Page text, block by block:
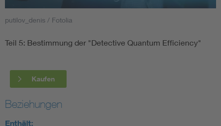
Smart Cities
DKE Fachinformationen im Kontext der Normung
Blitzschutz: DIN EN 62305 in der Übersicht
Circular Economy für mehr Ressourceneffizienz
putilov_denis / Fotolia
Teil 5: Bestimmung der "Detective Quantum Efficiency"
Kaufen
Beziehungen
Enthält: